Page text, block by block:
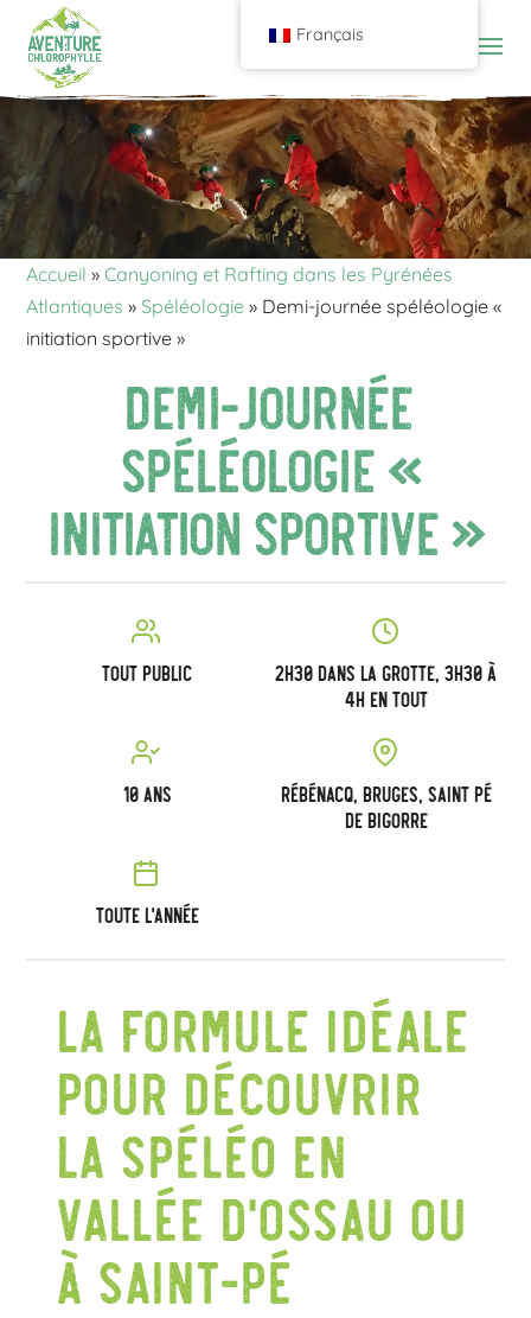
Accueil »Canyoning et Rafting dans les Pyrénées
Atlantiques »Spéléologie » Demi-journée spéléologie «
initiation sportive »
Demi-journée
spéléologie «
initiation sportive »
Tout public
2h30 dans la grotte, 3h30 à
4h en tout
10 ans
Rébénacq, Bruges, Saint Pé
de Bigorre
Toute l’année
La formule idéale
pour découvrir
la spéléo en
Vallée d’Ossau ou
à Saint-Pé
Français